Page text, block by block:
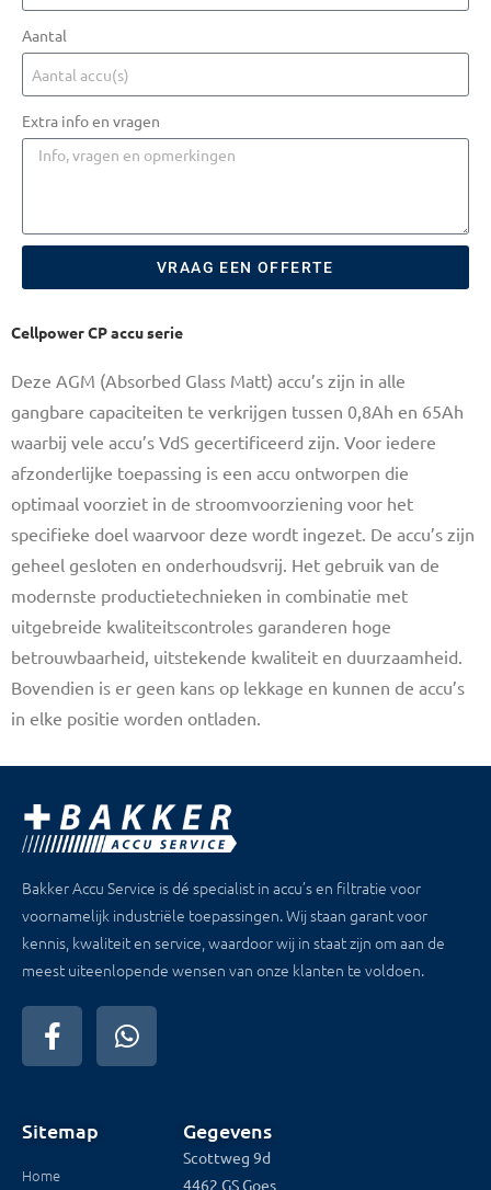
Aantal
Extra info en vragen
VRAAG EEN OFFERTE
Cellpower CP accu serie
Deze AGM (Absorbed Glass Matt) accu’s zijn in alle
gangbare capaciteiten te verkrijgen tussen 0,8Ah en 65Ah
waarbij vele accu’s VdS gecertificeerd zijn. Voor iedere
afzonderlijke toepassing is een accu ontworpen die
optimaal voorziet in de stroomvoorziening voor het
specifieke doel waarvoor deze wordt ingezet. De accu’s zijn
geheel gesloten en onderhoudsvrij. Het gebruik van de
modernste productietechnieken in combinatie met
uitgebreide kwaliteitscontroles garanderen hoge
betrouwbaarheid, uitstekende kwaliteit en duurzaamheid.
Bovendien is er geen kans op lekkage en kunnen de accu’s
in elke positie worden ontladen.
Bakker Accu Service is dé specialist in accu’s en filtratie voor
voornamelijk industriële toepassingen. Wij staan garant voor
kennis, kwaliteit en service, waardoor wij in staat zijn om aan de
meest uiteenlopende wensen van onze klanten te voldoen.
Sitemap
Home
Gegevens
Scottweg 9d
4462 GS Goes